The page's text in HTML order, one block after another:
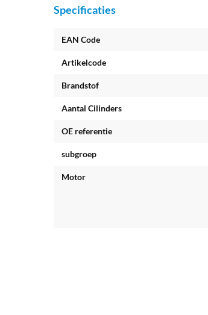
Specificaties
EAN Code
Artikelcode
Brandstof
Aantal Cilinders
OE referentie
subgroep
Motor